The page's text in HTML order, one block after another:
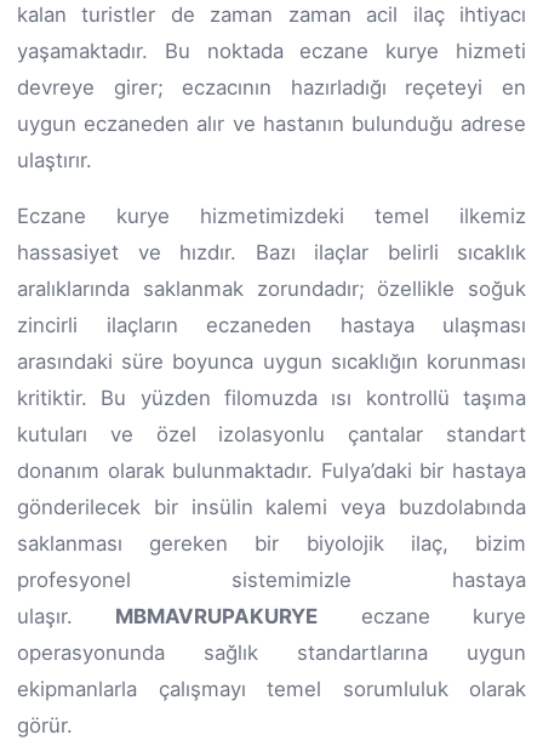
kalan turistler de zaman zaman acil ilaç ihtiyacı
yaşamaktadır. Bu noktada eczane kurye hizmeti
devreye girer; eczacının hazırladığı reçeteyi en
uygun eczaneden alır ve hastanın bulunduğu adrese
ulaştırır.
Eczane kurye hizmetimizdeki temel ilkemiz
hassasiyet ve hızdır. Bazı ilaçlar belirli sıcaklık
aralıklarında saklanmak zorundadır; özellikle soğuk
zincirli ilaçların eczaneden hastaya ulaşması
arasındaki süre boyunca uygun sıcaklığın korunması
kritiktir. Bu yüzden filomuzda ısı kontrollü taşıma
kutuları ve özel izolasyonlu çantalar standart
donanım olarak bulunmaktadır. Fulya’daki bir hastaya
gönderilecek bir insülin kalemi veya buzdolabında
saklanması gereken bir biyolojik ilaç, bizim
profesyonel sistemimizle hastaya
ulaşır. MBMAVRUPAKURYE eczane kurye
operasyonunda sağlık standartlarına uygun
ekipmanlarla çalışmayı temel sorumluluk olarak
görür.